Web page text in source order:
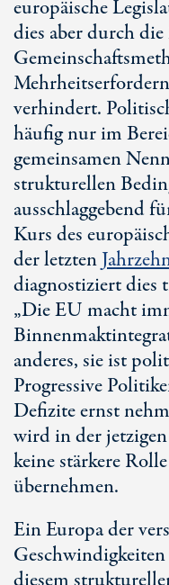
europäische
dies aber durch
verhindert.
häufig nur im
gemeinsamen
strukturellen
ausschlaggebend
Kurs des
der letzten
diagnostiziert dies
„Die EU macht
anderes, sie ist
Progressive
Defizite ernst
wird in der
keine stärkere
übernehmen.
Ein Europa der